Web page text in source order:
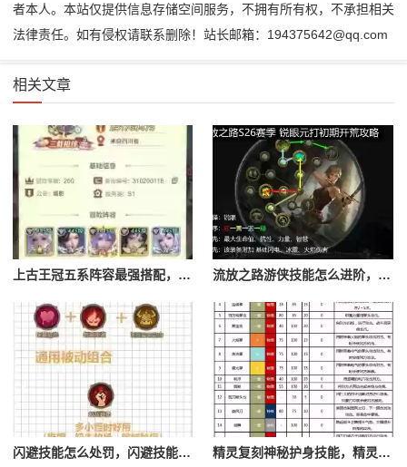
者本人。本站仅提供信息存储空间服务，不拥有所有权，不承担相关
法律责任。如有侵权请联系删除！站长邮箱：194375642@qq.com
相关文章
上古王冠五系阵容最强搭配，上古王冠五星排行 流放之路游侠技能怎么进阶，流放之路游侠技能怎么进阶的
闪避技能怎么处罚，闪避技能怎么处罚队友 精灵复刻神秘护身技能，精灵复刻攻略